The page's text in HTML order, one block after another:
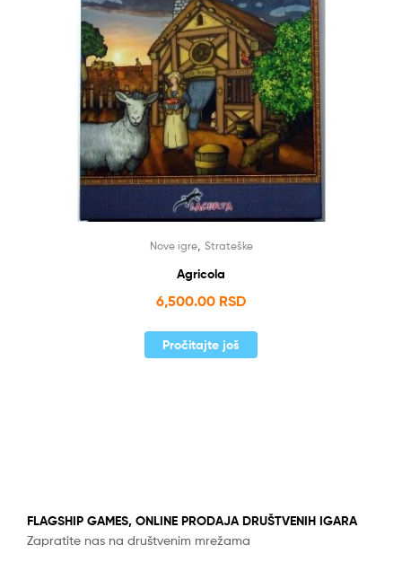
Nove igre, Strateške
Agricola
6,500.00 RSD
Pročitajte još
FLAGSHIP GAMES, ONLINE PRODAJA DRUŠTVENIH IGARA
Zapratite nas na društvenim mrežama